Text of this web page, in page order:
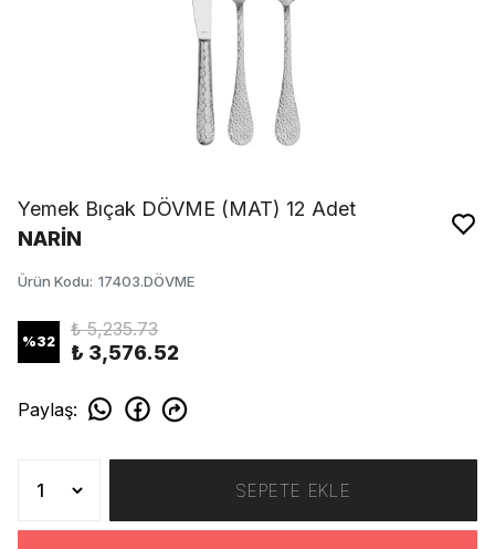
Yemek Bıçak DÖVME (MAT) 12 Adet
NARİN
Ürün Kodu: 17403.DÖVME
%32
₺ 5,235.73
₺ 3,576.52
Paylaş:
SEPETE EKLE